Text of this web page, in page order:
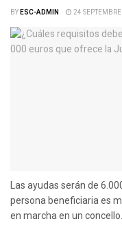
BYESC-ADMIN 24
Las ayudas serán de
persona beneficiaria es
en marcha en un concello...